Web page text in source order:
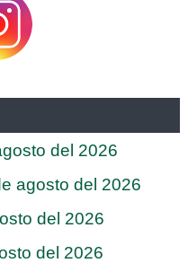
del 2026
agosto del 2026
del 2026
del 2026